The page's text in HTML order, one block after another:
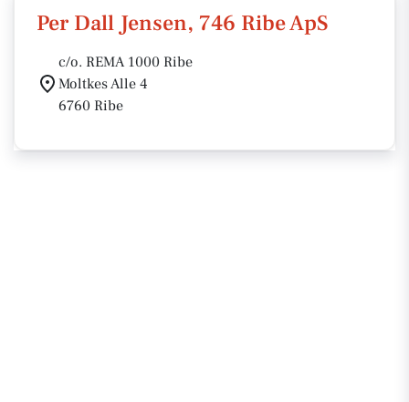
Per Dall Jensen, 746 Ribe ApS
c/o. REMA 1000 Ribe
Moltkes Alle 4
6760 Ribe